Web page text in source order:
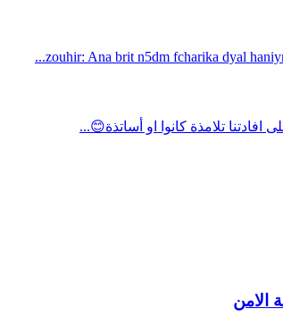
zouhir: Ana brit n5dm fcharika dyal
تلامذة كانوا او أساتذة😊...
الامن